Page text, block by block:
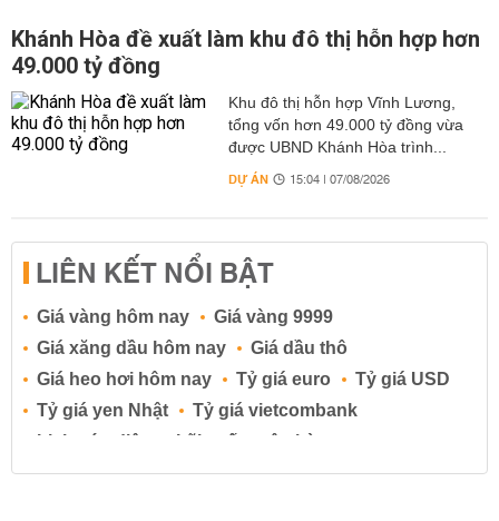
Khánh Hòa đề xuất làm khu đô thị hỗn hợp hơn
49.000 tỷ đồng
Khu đô thị hỗn hợp Vĩnh Lương,
tổng vốn hơn 49.000 tỷ đồng vừa
được UBND Khánh Hòa trình...
DỰ ÁN 15:04 | 07/08/2026
LIÊN KẾT NỔI BẬT
Giá vàng hôm nay
Giá vàng 9999
Giá xăng dầu hôm nay
Giá dầu thô
Giá heo hơi hôm nay
Tỷ giá euro
Tỷ giá USD
Tỷ giá yen Nhật
Tỷ giá vietcombank
Lịch cúp điện
Lãi suất ngân hàng
Lãi suất tiết kiệm
Lãi suất tiền gửi